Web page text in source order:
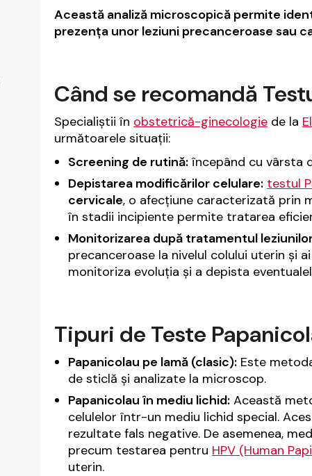
Această analiză microscopică permite
prezența unor leziuni precanceroase sau
Când se recomandă
Specialiștii în obstetrică-ginecologie de la
următoarele situații:
Screening de rutină: începând cu vârsta
Depistarea modificărilor celulare: testul
cervicale, o afecțiune caracterizată prin
în stadii incipiente permite tratarea
Monitorizarea după tratamentul
precanceroase la nivelul colului uterin și
monitoriza evoluția și a depista
Tipuri de Teste
Papanicolau pe lamă (clasic): Este
de sticlă și analizate la microscop.
Papanicolau în mediu lichid: Această
celulelor într-un mediu lichid special.
rezultate fals negative. De asemenea,
precum testarea pentru HPV (Human
uterin.